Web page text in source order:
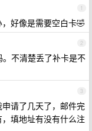
1
好像是需要空白卡🤣
2
不清楚丢了补卡是不
3
请了几天了，邮件完
填地址有没有什么注